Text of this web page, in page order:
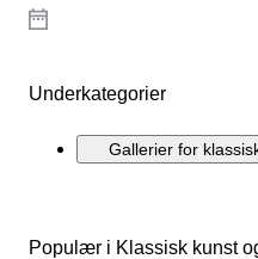
Underkategorier
Gallerier for
Populær i Klassisk kunst